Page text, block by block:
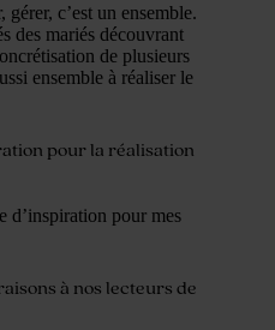
c’est un ensemble.
des mariés découvrant
de plusieurs
ensemble à réaliser le
pour la réalisation
d’inspiration pour mes
à nos lecteurs de